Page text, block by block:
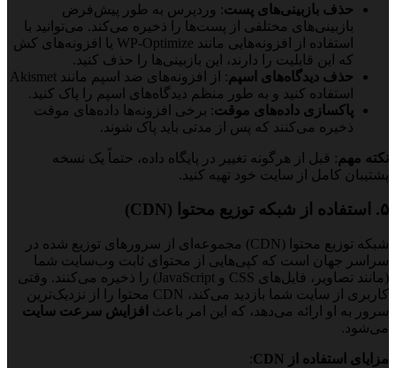
حذف بازبینی‌های پست: وردپرس به طور پیش‌فرض
بازبینی‌های مختلفی از پست‌ها را ذخیره می‌کند. می‌توانید با
استفاده از افزونه‌هایی مانند WP-Optimize یا افزونه‌های کش
که این قابلیت را دارند، این بازبینی‌ها را حذف کنید.
حذف دیدگاه‌های اسپم
: از افزونه‌های ضد اسپم مانند Akismet
استفاده کنید و به طور منظم دیدگاه‌های اسپم را پاک کنید.
پاکسازی داده‌های موقت: برخی افزونه‌ها داده‌های موقت
ذخیره می‌کنند که پس از مدتی باید پاک شوند.
نکته مهم: قبل از هرگونه تغییر در پایگاه داده، حتماً یک نسخه
پشتیبان کامل از سایت خود تهیه کنید.
۵. استفاده از شبکه توزیع محتوا (CDN)
شبکه توزیع محتوا (CDN) مجموعه‌ای از سرورهای توزیع شده در
سراسر جهان است که کپی‌هایی از محتوای ثابت وب‌سایت شما
(مانند تصاویر، فایل‌های CSS و JavaScript) را ذخیره می‌کنند. وقتی
کاربری از سایت شما بازدید می‌کند، CDN محتوا را از نزدیک‌ترین
سرور به او ارائه می‌دهد، که این امر باعث افزایش سرعت سایت
می‌شود.
مزایای استفاده از CDN :